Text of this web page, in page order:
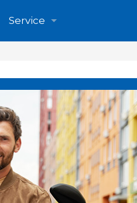
Service